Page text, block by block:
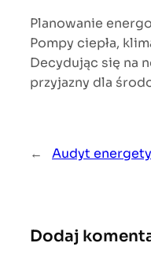
Planowanie
Pompy ciepła,
Decydując się na
przyjazny dla
← Audyt
Dodaj